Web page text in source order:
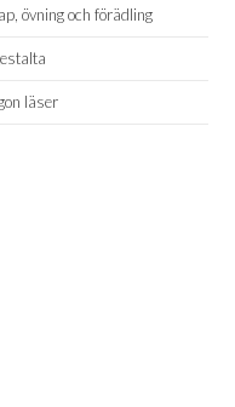
övning och förädling
läser